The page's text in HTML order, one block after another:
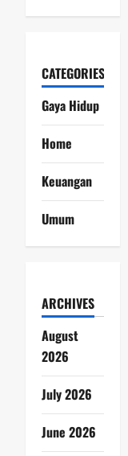
CATEGORIES
Gaya Hidup
Home
Keuangan
Umum
ARCHIVES
August
2026
July 2026
June 2026